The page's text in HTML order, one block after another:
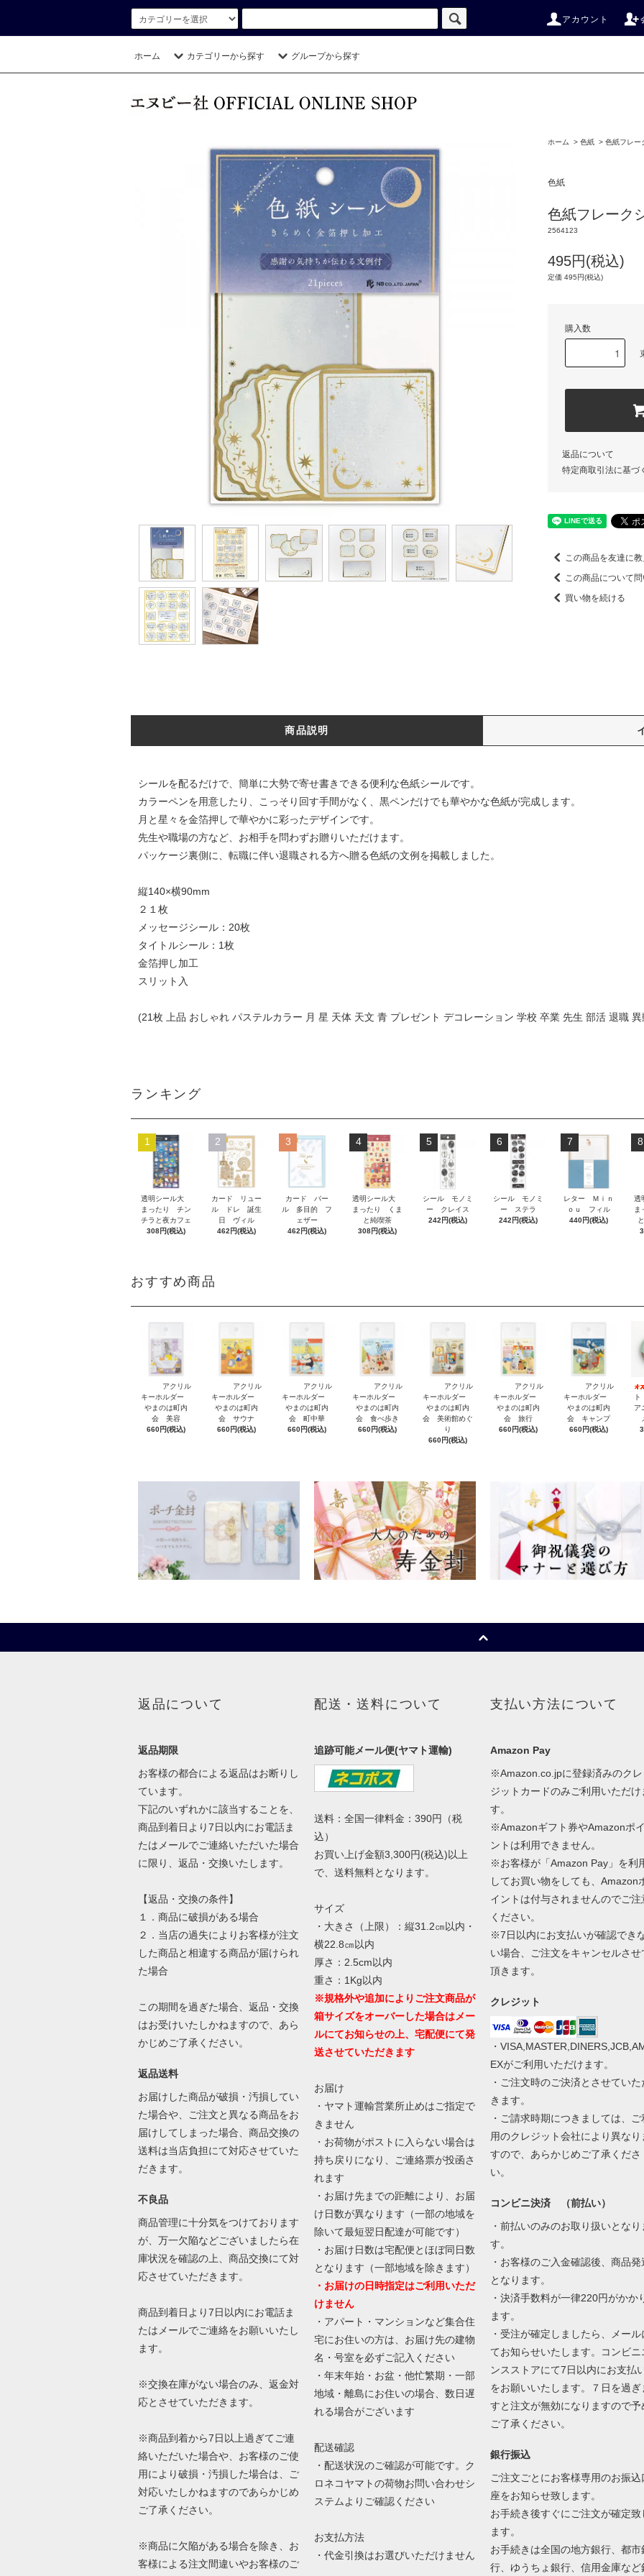
アカウント
ホーム カテゴリーから探す グループから探す
ホーム > 色紙 > 色紙フレー
色紙
色紙フレーク
2564123
495円(税込)
定価 495円(税込)
購入数
返品について
特定商取引法に基づ
この商品を友達に
この商品について
買い物を続ける
商品説明
シールを配るだけで、簡単に大勢で寄せ書きできる便利な色紙シールです。
カラーペンを用意したり、こっそり回す手間がなく、黒ペンだけでも華やかな色紙が完成します。
月と星々を金箔押しで華やかに彩ったデザインです。
先生や職場の方など、お相手を問わずお贈りいただけます。
パッケージ裏側に、転職に伴い退職される方へ贈る色紙の文例を掲載しました。
縦140×横90mm
２１枚
メッセージシール：20枚
タイトルシール：1枚
金箔押し加工
スリット入
(21枚 上品 おしゃれ パステルカラー 月 星 天体 天文 青 プレゼント デコレーション 学校 卒業 先生 部活 退職
ランキング
1
透明シール大
まったり チン
チラと夜カフェ
308円(税込)
2
カード リュー
ル ドレ 誕生
日 ヴィル
462円(税込)
3
カード パー
ル 多目的 フ
ェザー
462円(税込)
4
透明シール大
まったり くま
と純喫茶
308円(税込)
5
シール モノミ
ー クレイス
242円(税込)
6
シール モノミ
ー ステラ
242円(税込)
7
レター Ｍｉｎ
ｏｕ フィル
440円(税込)
8
透
おすすめ商品
アクリル
キーホルダー
やまのは町内
会 美容
660円(税込)
アクリル
キーホルダー
やまのは町内
会 サウナ
660円(税込)
アクリル
キーホルダー
やまのは町内
会 町中華
660円(税込)
アクリル
キーホルダー
やまのは町内
会 食べ歩き
660円(税込)
アクリル
キーホルダー
やまのは町内
会 美術館めぐ
り
660円(税込)
アクリル
キーホルダー
やまのは町内
会 旅行
660円(税込)
アクリル
キーホルダー
やまのは町内
会 キャンプ
660円(税込)
ア
返品について
返品期限
お客様の都合による返品はお断りし
ています。
下記のいずれかに該当することを、
商品到着日より7日以内にお電話ま
たはメールでご連絡いただいた場合
に限り、返品・交換いたします。
【返品・交換の条件】
１．商品に破損がある場合
２．当店の過失によりお客様が注文
した商品と相違する商品が届けられ
た場合
この期間を過ぎた場合、返品・交換
はお受けいたしかねますので、あら
かじめご了承ください。
返品送料
お届けした商品が破損・汚損してい
た場合や、ご注文と異なる商品をお
届けしてしまった場合、商品交換の
送料は当店負担にて対応させていた
だきます。
不良品
商品管理に十分気をつけております
が、万一欠陥などございましたら在
庫状況を確認の上、商品交換にて対
応させていただきます。
商品到着日より7日以内にお電話ま
たはメールでご連絡をお願いいたし
ます。
※交換在庫がない場合のみ、返金対
応とさせていただきます。
※商品到着から7日以上過ぎてご連
絡いただいた場合や、お客様のご使
用により破損・汚損した場合は、ご
対応いたしかねますのであらかじめ
ご了承ください。
※商品に欠陥がある場合を除き、お
客様による注文間違いやお客様のご
配送・送料について
追跡可能メール便(ヤマト運輸)
送料：全国一律料金：390円（税
込）
お買い上げ金額3,300円(税込)以上
で、送料無料となります。
サイズ
・大きさ（上限）：縦31.2㎝以内・
横22.8㎝以内
厚さ：2.5cm以内
重さ：1Kg以内
※規格外や追加によりご注文商品が
箱サイズをオーバーした場合はメー
ルにてお知らせの上、宅配便にて発
送させていただきます
お届け
・ヤマト運輸営業所止めはご指定で
きません
・お荷物がポストに入らない場合は
持ち戻りになり、ご連絡票が投函さ
れます
・お届け先までの距離により、お届
け日数が異なります（一部の地域を
除いて最短翌日配達が可能です）
・お届け日数は宅配便とほぼ同日数
となります（一部地域を除きます）
・お届けの日時指定はご利用いただ
けません
・アパート・マンションなど集合住
宅にお住いの方は、お届け先の建物
名・号室を必ずご記入ください
・年末年始・お盆・他忙繁期・一部
地域・離島にお住いの場合、数日遅
れる場合がございます
配送確認
・配送状況のご確認が可能です。ク
ロネコヤマトの荷物お問い合わせシ
ステムよりご確認ください
お支払方法
・代金引換はお選びいただけません
支払い方法について
Amazon Pay
※Amazon.co.jpに登録済みのクレ
ジットカードのみご利用いただけ
す。
※Amazonギフト券やAmazonポ
ントは利用できません。
※お客様が「Amazon Pay」を利
してお買い物をしても、Amazon
イントは付与されませんのでご注
ください。
※7日以内にお支払いが確認でき
い場合、ご注文をキャンセルさせ
頂きます。
クレジット
・
EXがご利用いただけます。
・ご注文時のご決済とさせていた
きます。
・ご請求時期につきましては、ご
用のクレジット会社により異なり
すので、あらかじめご了承くださ
い。
コンビニ決済 （前払い）
・前払いのみのお取り扱いとなり
す。
・お客様のご入金確認後、商品発
となります。
・決済手数料が一律220円がかか
ます。
・受注が確定しましたら、メール
てお知らせいたします。コンビニ
ンスストアにて7日以内にお支払
をお願いいたします。７日を過ぎ
すと注文が無効になりますので予
ご了承ください。
銀行振込
ご注文ごとにお客様専用のお振込
座をお知らせ致します。
お手続き後すぐにご注文が確定致
ます。
お手続きは全国の地方銀行、都市
行、ゆうちょ銀行、信用金庫など